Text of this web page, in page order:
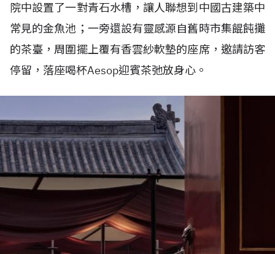
院中設置了一對青石水槽，讓人聯想到中國古建築中
常見的金魚池；一旁還設有靈感源自舊時市集餛飩攤
的茶臺，周圍擺上覆有香雲紗軟墊的座席，邀請訪客
停留，落座喝杯Aesop迎賓茶弛放身心。